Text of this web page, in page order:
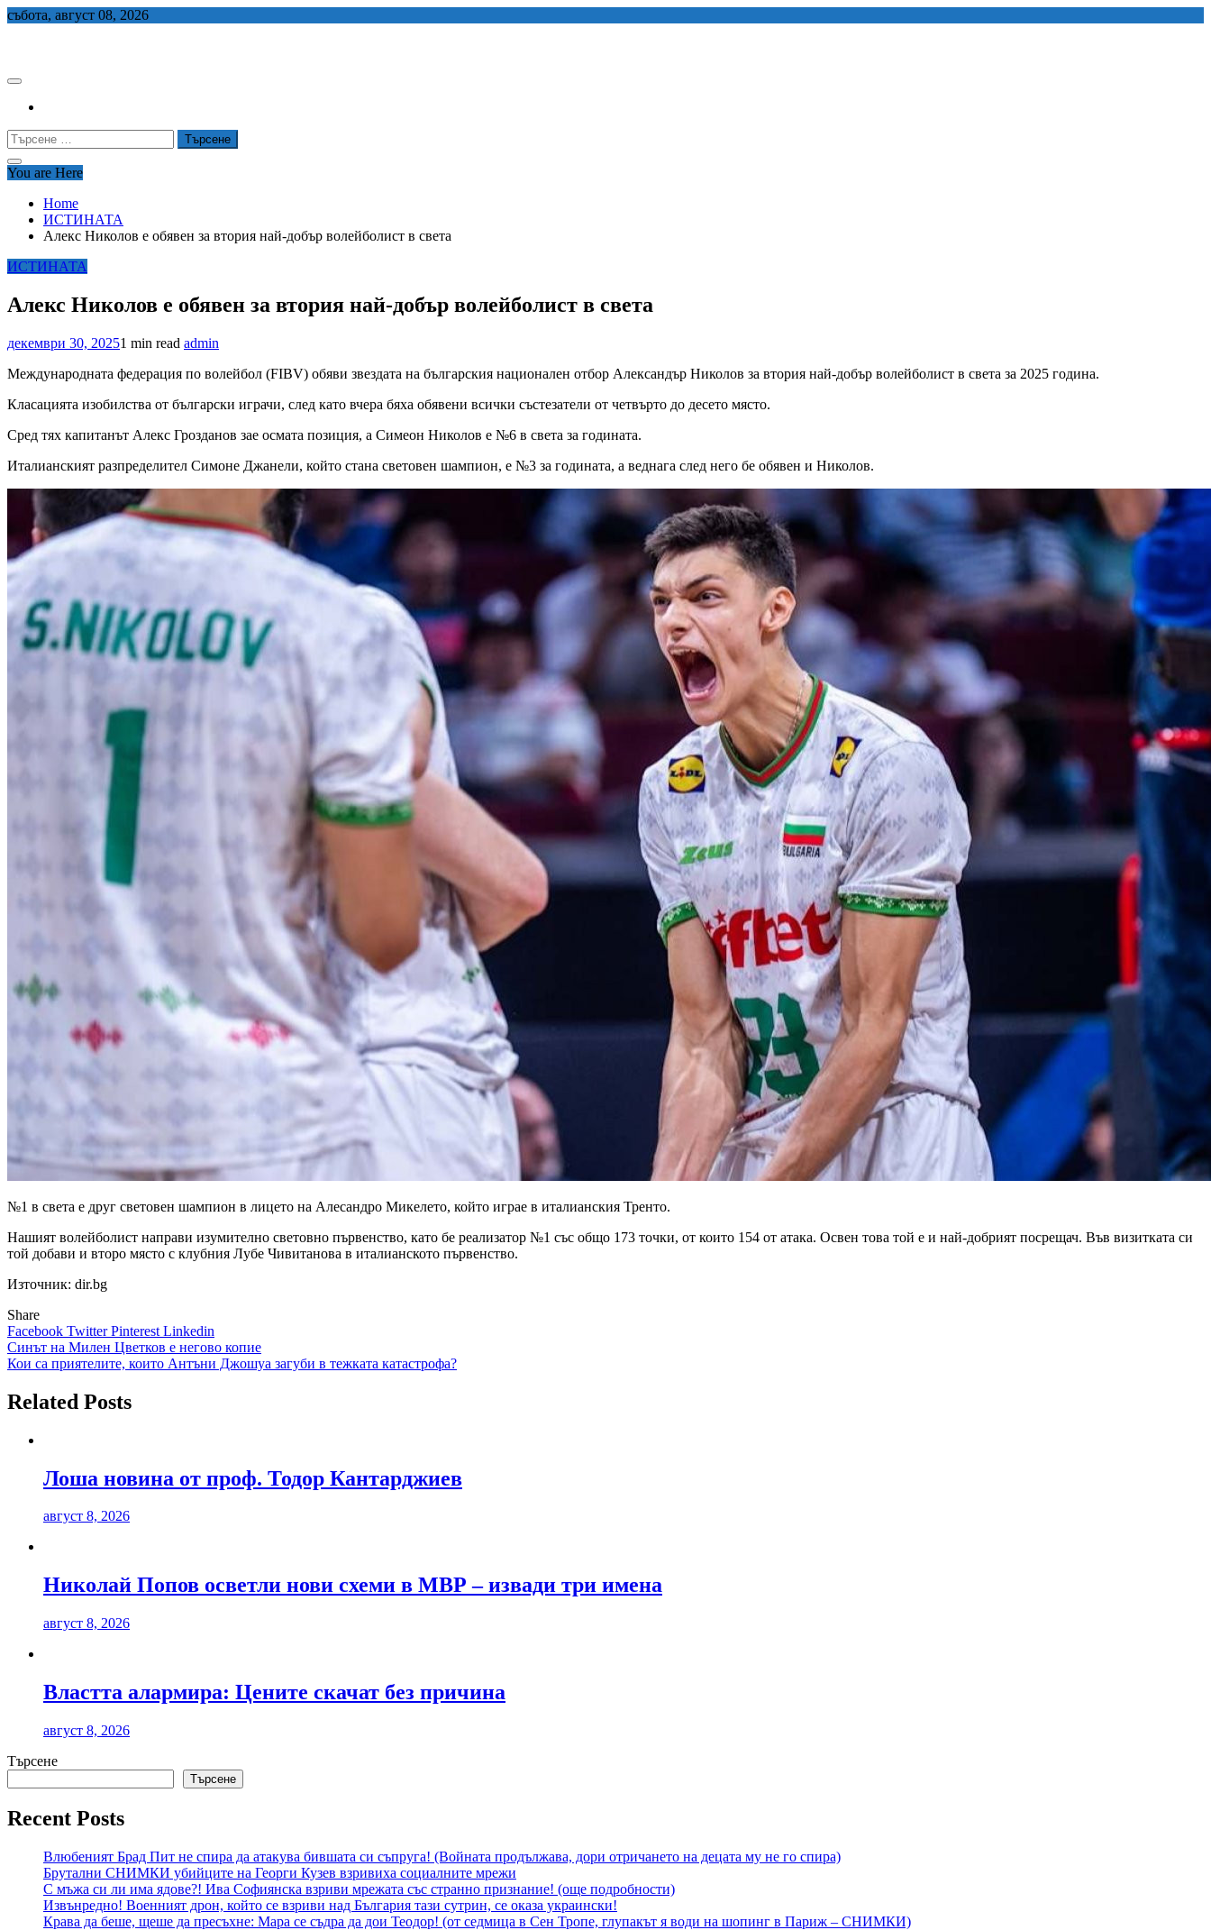
Skip
събота, август 08, 2026
Търсене
за:
You are Here
Home
ИСТИНАТА
Алекс Николов е обявен за втория най-добър волейболист в света
ИСТИНАТА
Алекс Николов е обявен за втория най-добър волейболист в света
декември 30, 20251 min read admin
Международната федерация по волейбол (FIBV) обяви звездата на българския национален отбор Александър Николов за втория най-добър волейболист в света за 2025 година.
Класацията изобилства от български играчи, след като вчера бяха обявени всички състезатели от четвърто до десето място.
Сред тях капитанът Алекс Грозданов зае осмата позиция, а Симеон Николов е №6 в света за годината.
Италианският разпределител Симоне Джанели, който стана световен шампион, е №3 за годината, а веднага след него бе обявен и Николов.
№1 в света е друг световен шампион в лицето на Алесандро Микелето, който играе в италианския Тренто.
Нашият волейболист направи изумително световно първенство, като бе реализатор №1 със общо 173 точки, от които 154 от атака. Освен това той е и най-добрият посрещач. Във визитката си
той добави и второ място с клубния Лубе Чивитанова в италианското първенство.
Източник: dir.bg
Share
Facebook TwitterPinterest Linkedin
Навигация
Синът на Милен Цветков е негово копие
Кои са приятелите, които Антъни Джошуа загуби в тежката катастрофа?
Related Posts
Лоша новина от проф. Тодор Кантарджиев
август 8, 2026
Николай Попов осветли нови схеми в МВР – извади три имена
август 8, 2026
Властта алармира: Цените скачат без причина
август 8, 2026
Търсене
Търсене
Recent Posts
Влюбеният Брад Пит не спира да атакува бившата си съпруга! (Войната продължава, дори отричането на децата му не го спира)
Брутални СНИМКИ убийците на Георги Кузев взривиха социалните мрежи
С мъжа си ли има ядове?! Ива Софиянска взриви мрежата със странно признание! (още подробности)
Извънредно! Военният дрон, който се взриви над България тази сутрин, се оказа украински!
Крава да беше, щеше да пресъхне: Мара се съдра да дои Теодор! (от седмица в Сен Тропе, глупакът я води на шопинг в Париж – СНИМКИ)